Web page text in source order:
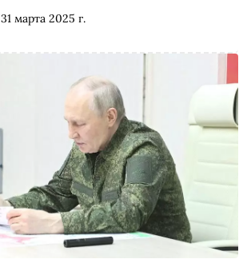
31 марта 2025 г.